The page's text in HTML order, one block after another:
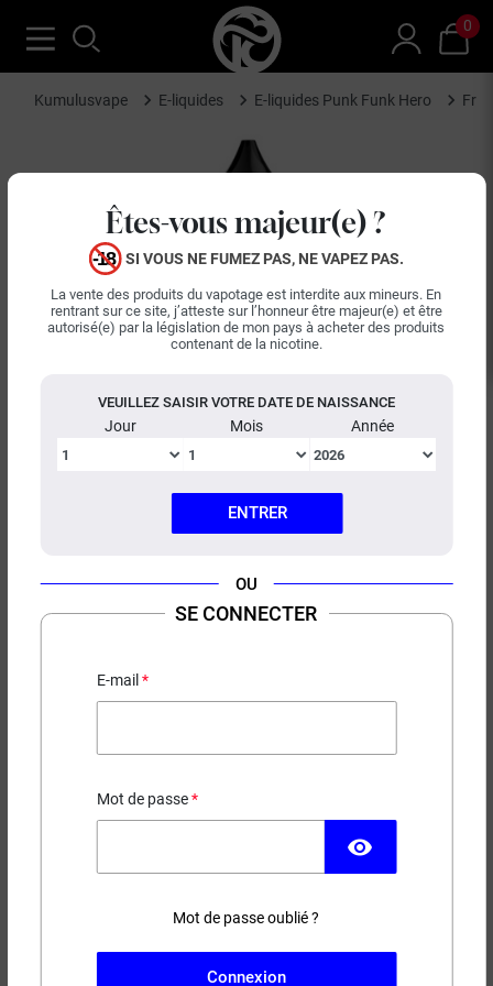
Êtes-vous majeur(e) ?
SI VOUS NE FUMEZ PAS, NE VAPEZ PAS.
La vente des produits du vapotage est interdite aux mineurs. En
rentrant sur ce site, j’atteste sur l’honneur être majeur(e) et être
autorisé(e) par la législation de mon pays à acheter des produits
contenant de la nicotine.
VEUILLEZ SAISIR VOTRE DATE DE NAISSANCE
Jour Mois Année
ENTRER
OU
SE CONNECTER
E-mail
Mot de passe
visibility
Mot de passe oublié ?
Connexion
0
Kumulusvape E-liquides E-liquides Punk Funk Hero
EN STOCK
AJOUTER AU PANIER